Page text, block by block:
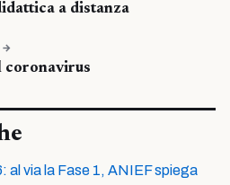
a distanza
→
coronavirus